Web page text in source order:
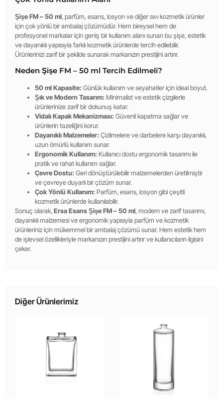
Şişe FM – 50 ml, parfüm, esans, losyon ve diğer sıvı kozmetik ürünler
için çok yönlü bir ambalaj çözümüdür. Hem bireysel hem de
profesyonel markalar için geniş bir kullanım alanı sunan bu şişe, estetik
ve dayanıklı yapısıyla farklı kozmetik ürünlerde tercih edilebilir.
Ürünlerinizi zarif bir şekilde sunarak markanızın prestijini artırır.
Neden Şişe FM – 50 ml Tercih Edilmeli?
50 ml Kapasite: Günlük kullanım ve seyahatler için ideal boyut.
Şık ve Modern Tasarım: Minimalist ve estetik çizgilerle
ürünlerinize zarif bir dokunuş katar.
Vidalı Kapak Mekanizması: Güvenli kapatma sağlar ve
ürünlerin tazeliğini korur.
Dayanıklı Malzemeler: Çizilmelere ve darbelere karşı dayanıklı,
uzun ömürlü kullanım sunar.
Ergonomik Kullanım: Kullanıcı dostu ergonomik tasarımı ile
pratik ve rahat kullanım sağlar.
Çevre Dostu: Geri dönüştürülebilir malzemelerden üretilmiştir
ve çevreye duyarlı bir çözüm sunar.
Çok Yönlü Kullanım: Parfüm, esans, losyon gibi çeşitli
kozmetik ürünlerde kullanılabilir.
Sonuç olarak, Ersa Esans Şişe FM – 50 ml, modern ve zarif tasarımı,
dayanıklı malzemesi ve ergonomik yapısıyla parfüm ve kozmetik
ürünleriniz için mükemmel bir ambalaj çözümü sunar. Hem estetik hem
de işlevsel özellikleriyle markanızın prestijini artırır ve kullanıcıların ilgisini
çeker.
Diğer Ürünlerimiz